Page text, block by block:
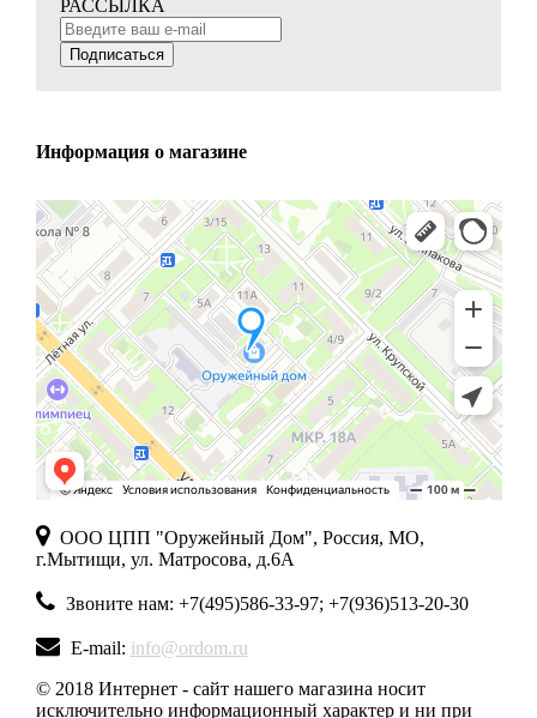
РАССЫЛКА
Подписаться
Информация о магазине
ООО ЦПП "Оружейный Дом", Россия, МО,
г.Мытищи, ул. Матросова, д.6А
Звоните нам: +7(495)586-33-97; +7(936)513-20-30
E-mail: info@ordom.ru
© 2018 Интернет - сайт нашего магазина носит
исключительно информационный характер и ни при